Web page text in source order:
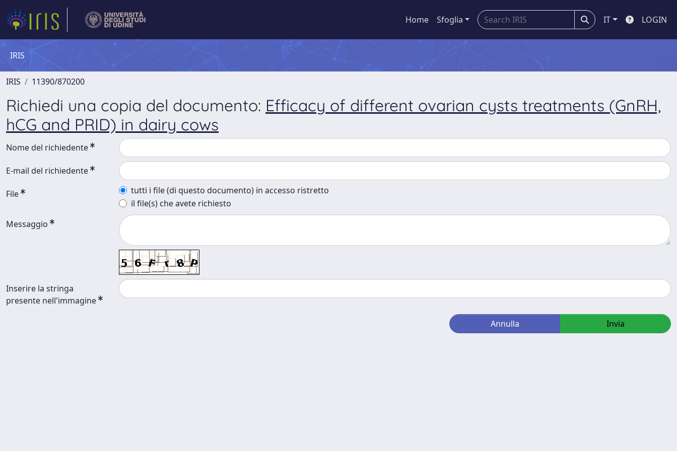
Home Sfoglia IT LOGIN
IRIS
IRIS 11390/870200
Richiedi una copia del documento: Efficacy of different ovarian cysts treatments (GnRH,
hCG and PRID) in dairy cows
Nome del richiedente
E-mail del richiedente
File
tutti i file (di questo documento) in accesso ristretto
il file(s) che avete richiesto
Messaggio
Inserire la stringa
presente nell'immagine
Annulla Invia